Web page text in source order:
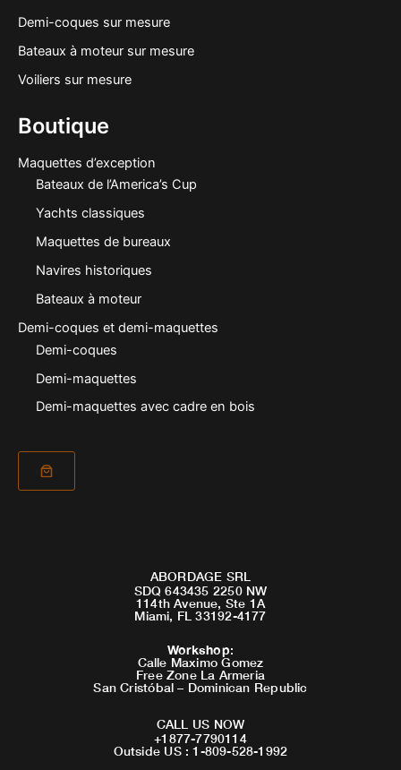
Demi-coques sur mesure
Bateaux à moteur sur mesure
Voiliers sur mesure
Boutique
Maquettes d’exception
Bateaux de l’America’s Cup
Yachts classiques
Maquettes de bureaux
Navires historiques
Bateaux à moteur
Demi-coques et demi-maquettes
Demi-coques
Demi-maquettes
Demi-maquettes avec cadre en bois
ABORDAGE SRL
SDQ 643435 2250 NW
114th Avenue, Ste 1A
Miami, FL 33192-4177
Workshop:
Calle Maximo Gomez
Free Zone La Armeria
San Cristóbal – Dominican Republic
CALL US NOW
+1877-7790114
Outside US : 1-809-528-1992